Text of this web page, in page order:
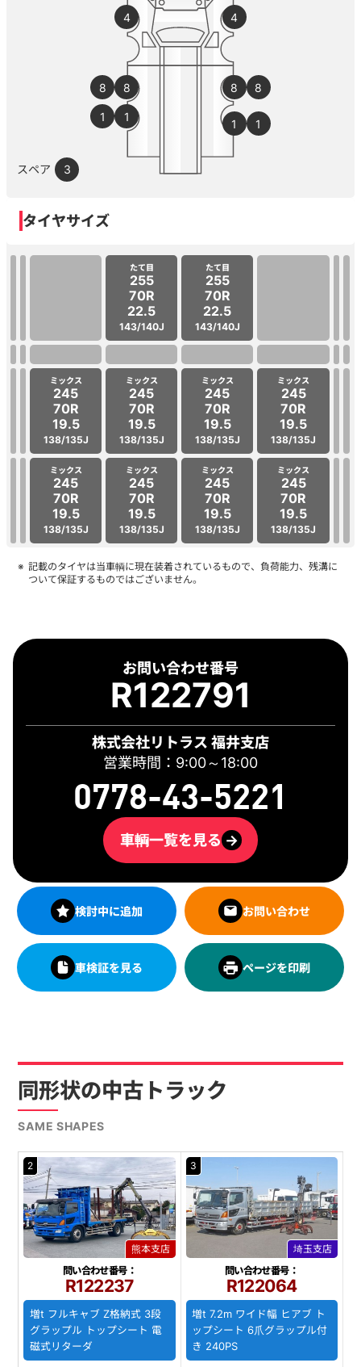
お問い合わせ番号
R122791
株式会社リトラス 福井支店
営業時間：9:00～18:00
0778-43-5221
車輌一覧を見る →
検討中に追加 お問い合わせ
車検証を見る ページを印刷
4 4
8
8 8 8
1
1
1 1
スペア 3
タイヤサイズ
たて目
255
70R
22.5
143/140J
たて目
255
70R
22.5
143/140J
ミックス
245
70R
19.5
138/135J
ミックス
245
70R
19.5
138/135J
ミックス
245
70R
19.5
138/135J
ミックス
245
70R
19.5
138/135J
ミックス
245
70R
19.5
138/135J
ミックス
245
70R
19.5
138/135J
ミックス
245
70R
19.5
138/135J
ミックス
245
70R
19.5
138/135J
記載のタイヤは当車輌に現在装着されているもので、負荷能力、残溝に
ついて保証するものではございません。
同形状の中古トラック
SAME SHAPES
2
熊本支店
問い合わせ番号：
R122237
増t フルキャブ Z格納式 3段
グラップル トップシート 電
磁式リターダ
3
埼玉支店
問い合わせ番号：
R122064
増t 7.2m ワイド幅 ヒアブ ト
ップシート 6爪グラップル付
き 240PS